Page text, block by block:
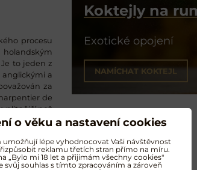
procesu
to jeden z
anglickými a
za
de
než
Koktejly na
Exotické opojení
NAMÍCHAT KOKTEJL
o věku a nastavení cookies
umožňují lépe vyhodnocovat Vaši návštěvnost
reklamu třetích stran přímo na míru.
„Bylo mi 18 let a přijimám všechny cookies"
svůj souhlas s tímto zpracováním a zároveň